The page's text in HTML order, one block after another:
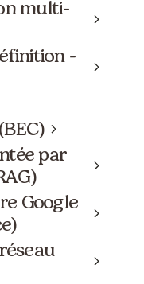
multi-
-
par
Google